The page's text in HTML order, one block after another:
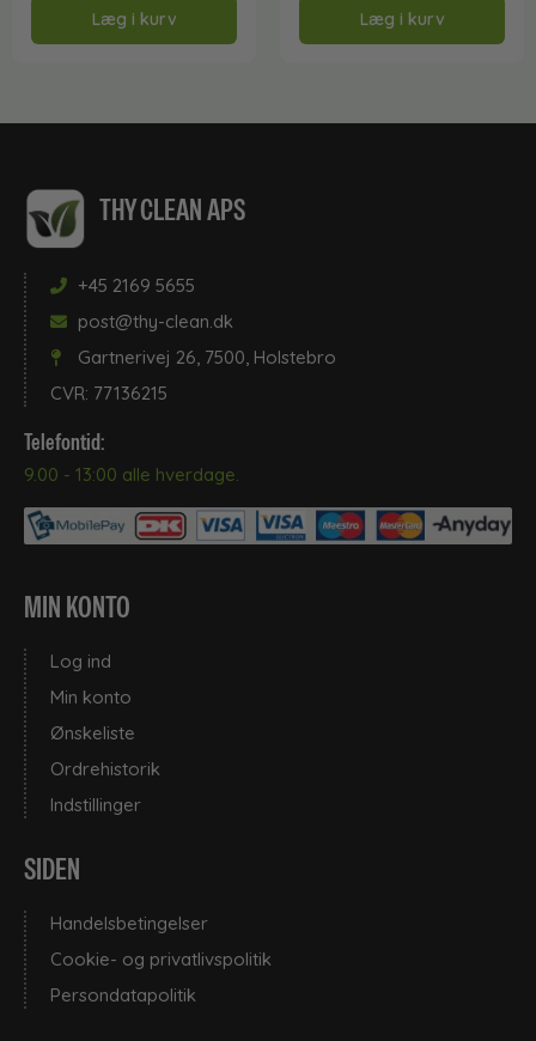
Læg i kurv Læg i kurv
THY CLEAN APS
+45 2169 5655
post@thy-clean.dk
Gartnerivej 26, 7500, Holstebro
CVR: 77136215
Telefontid:
9.00 - 13:00 alle hverdage.
MIN KONTO
Log ind
Min konto
Ønskeliste
Ordrehistorik
Indstillinger
SIDEN
Handelsbetingelser
Cookie- og privatlivspolitik
Persondatapolitik